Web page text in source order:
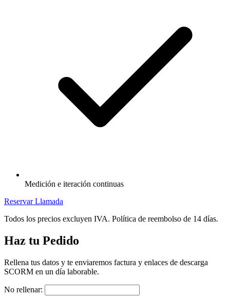
Medición e iteración continuas
Reservar Llamada
Todos los precios excluyen IVA. Política de reembolso de 14 días.
Haz tu Pedido
Rellena tus datos y te enviaremos factura y enlaces de descarga
SCORM en un día laborable.
No rellenar: